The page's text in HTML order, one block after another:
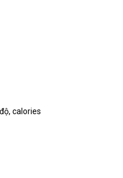
calories